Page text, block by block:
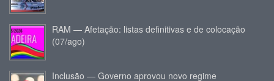
RAM — Afetação: listas definitivas e de colocação
(07/ago)
Inclusão — Governo aprovou novo regime